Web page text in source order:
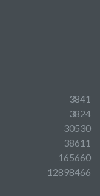
3841
3824
30530
38611
165660
12898466